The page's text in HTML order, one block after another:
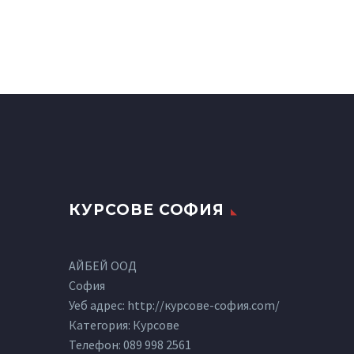
КУРСОВЕ СОФИЯ
АЙБЕЙ ООД
София
Уеб адрес: http://курсове-софия.com/
Категория: Курсове
Телефон: 089 998 2561